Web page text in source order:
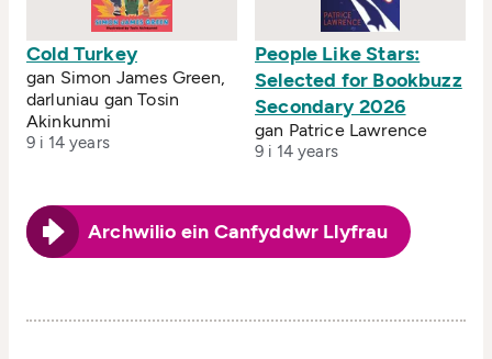
Cold Turkey
gan Simon James Green,
darluniau gan Tosin
Akinkunmi
9 i 14 years
People Like Stars:
Selected for Bookbuzz
Secondary 2026
gan Patrice Lawrence
9 i 14 years
Archwilio ein Canfyddwr Llyfrau